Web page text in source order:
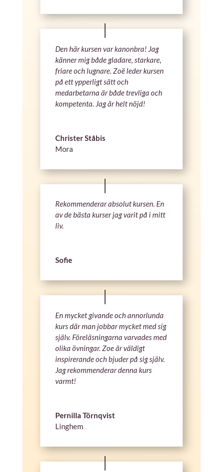
Den här kursen var kanonbra! Jag
känner mig både gladare, starkare,
friare och lugnare. Zoë leder kursen
på ett ypperligt sätt och
medarbetarna är både trevliga och
kompetenta. Jag är helt nöjd!
Christer Ståbis
Mora
Rekommenderar absolut kursen. En
av de bästa kurser jag varit på i mitt
liv.
Sofie
En mycket givande och annorlunda
kurs där man jobbar mycket med sig
själv. Föreläsningarna varvades med
olika övningar. Zoe är väldigt
inspirerande och bjuder på sig själv.
Jag rekommenderar denna kurs
varmt!
Pernilla Törnqvist
Linghem